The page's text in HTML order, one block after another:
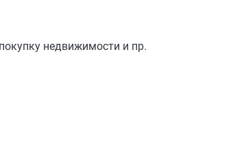
недвижимости и пр.